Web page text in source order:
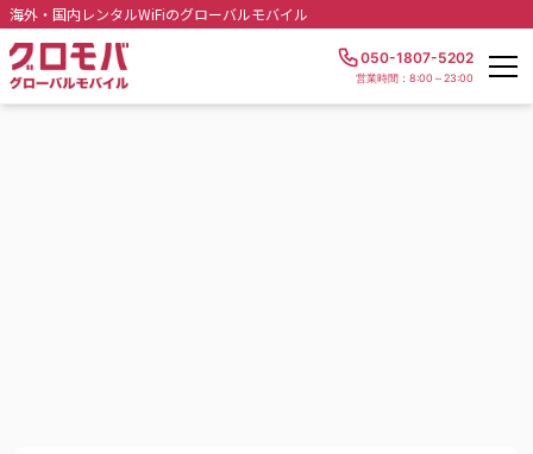
海外・国内レンタルWiFiのグローバルモバイル
050-1807-5202
営業時間：8:00～23:00